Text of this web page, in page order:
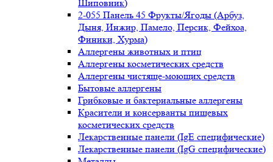
Шиповник)
2-055 Панель 45 Фрукты/Ягоды (Арбуз,
Дыня, Инжир, Памело, Персик, Фейхоа,
Финики, Хурма)
Аллергены животных и птиц
Аллергены косметических средств
Аллергены чистяще-моющих средств
Бытовые аллергены
Грибковые и бактериальные аллергены
Красители и консерванты пищевых
косметических средств
Лекарственные панели (IgE специфические)
Лекарственные панели (IgG специфические)